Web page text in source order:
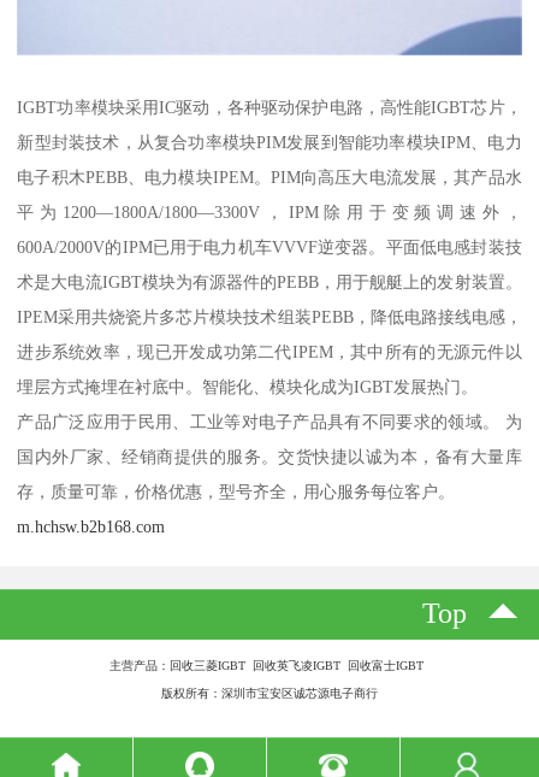
IGBT功率模块采用IC驱动，各种驱动保护电路，高性能IGBT芯片，
新型封装技术，从复合功率模块PIM发展到智能功率模块IPM、电力
电子积木PEBB、电力模块IPEM。PIM向高压大电流发展，其产品水
平为1200—1800A/1800—3300V，IPM除用于变频调速外，
600A/2000V的IPM已用于电力机车VVVF逆变器。平面低电感封装技
术是大电流IGBT模块为有源器件的PEBB，用于舰艇上的发射装置。
IPEM采用共烧瓷片多芯片模块技术组装PEBB，降低电路接线电感，
进步系统效率，现已开发成功第二代IPEM，其中所有的无源元件以
埋层方式掩埋在衬底中。智能化、模块化成为IGBT发展热门。
产品广泛应用于民用、工业等对电子产品具有不同要求的领域。 为
国内外厂家、经销商提供的服务。交货快捷以诚为本，备有大量库
存，质量可靠，价格优惠，型号齐全，用心服务每位客户。
m.hchsw.b2b168.com
Top
主营产品：回收三菱IGBT 回收英飞凌IGBT 回收富士IGBT
版权所有：深圳市宝安区诚芯源电子商行